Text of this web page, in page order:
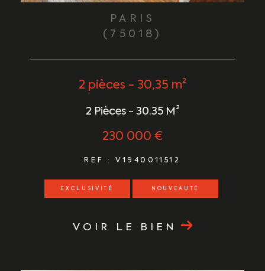
PARIS
(75018)
2 pièces - 30,35 m²
2 Pièces - 30.35 M²
230 000 €
REF : V1940011512
EXCLUSIVITÉ NOUVEAUTÉ
VOIR LE BIEN